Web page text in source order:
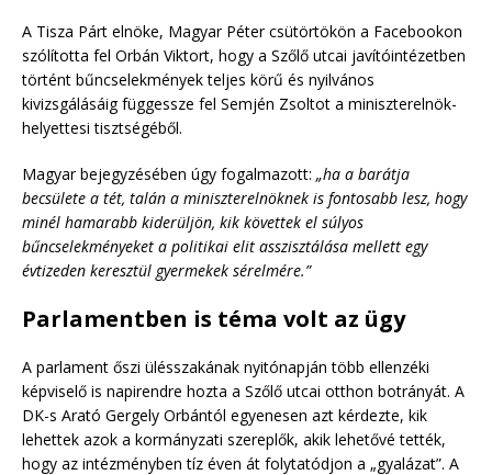
A Tisza Párt elnöke, Magyar Péter csütörtökön a Facebookon
szólította fel Orbán Viktort, hogy a Szőlő utcai javítóintézetben
történt bűncselekmények teljes körű és nyilvános
kivizsgálásáig függessze fel Semjén Zsoltot a miniszterelnök-
helyettesi tisztségéből.
Magyar bejegyzésében úgy fogalmazott: „ha a barátja
becsülete a tét, talán a miniszterelnöknek is fontosabb lesz, hogy
minél hamarabb kiderüljön, kik követtek el súlyos
bűncselekményeket a politikai elit asszisztálása mellett egy
évtizeden keresztül gyermekek sérelmére.”
Parlamentben is téma volt az ügy
A parlament őszi ülésszakának nyitónapján több ellenzéki
képviselő is napirendre hozta a Szőlő utcai otthon botrányát. A
DK-s Arató Gergely Orbántól egyenesen azt kérdezte, kik
lehettek azok a kormányzati szereplők, akik lehetővé tették,
hogy az intézményben tíz éven át folytatódjon a „gyalázat”. A